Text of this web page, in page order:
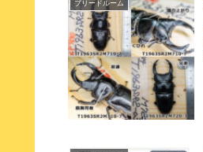
ブリードルーム